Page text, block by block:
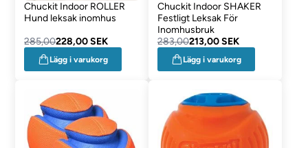
Chuckit Indoor ROLLER
Hund leksak inomhus
285,00228,00 SEK
Lägg i varukorg
Chuckit Indoor SHAKER
Festligt Leksak För
Inomhusbruk
283,00213,00 SEK
Lägg i varukorg